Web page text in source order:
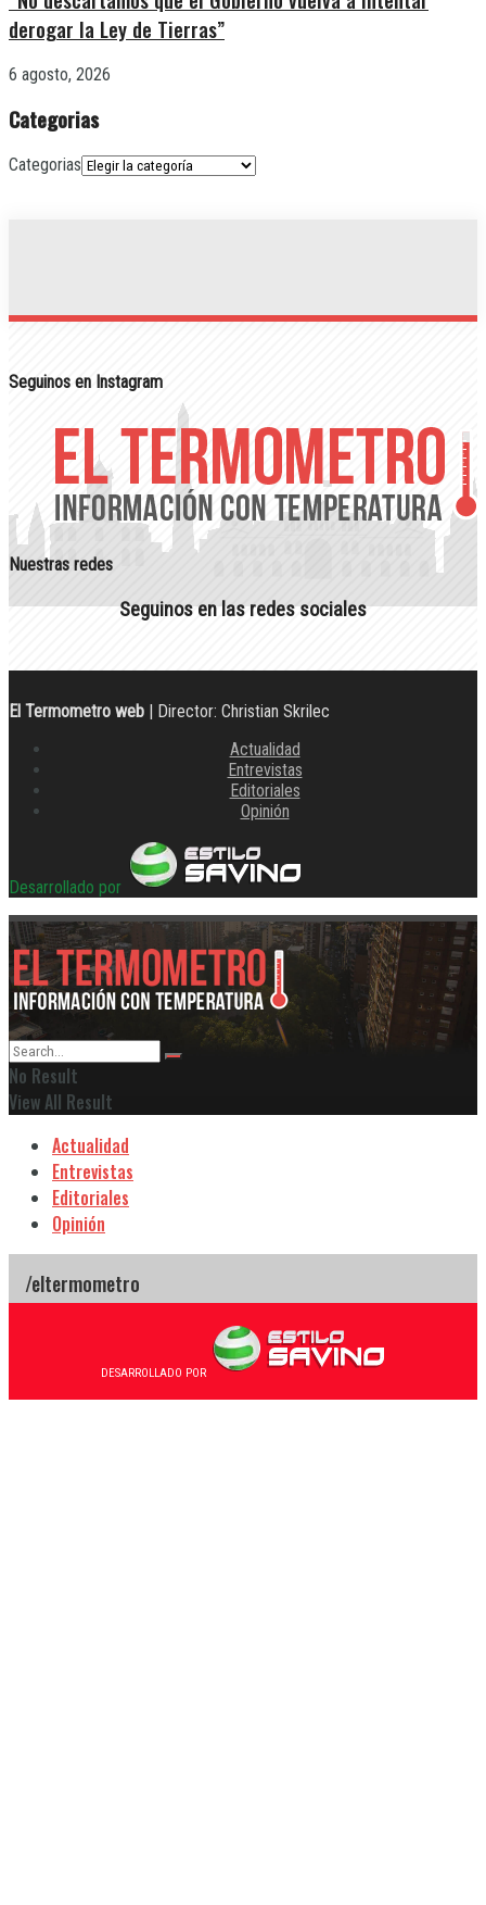
derogar la Ley de Tierras”
6 agosto, 2026
Categorias
Categorias
Seguinos en Instagram
Nuestras redes
Seguinos en las redes sociales
El Termometro web | Director: Christian Skrilec
Actualidad
Entrevistas
Editoriales
Opinión
Desarrollado por
No Result
View All Result
Actualidad
Entrevistas
Editoriales
Opinión
DESARROLLADO POR